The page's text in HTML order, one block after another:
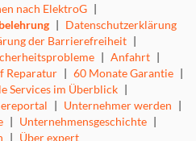
nach ElektroG |
| Datenschutzerklärung
der Barrierefreiheit |
| Anfahrt |
Reparatur | 60 Monate Garantie |
Services im Überblick |
| Unternehmer werden |
| Unternehmensgeschichte |
| Über expert